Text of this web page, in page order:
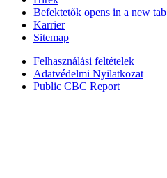
Befektetők opens in a new tab
Karrier
Sitemap
Felhasználási feltételek
Adatvédelmi Nyilatkozat
Public CBC Report